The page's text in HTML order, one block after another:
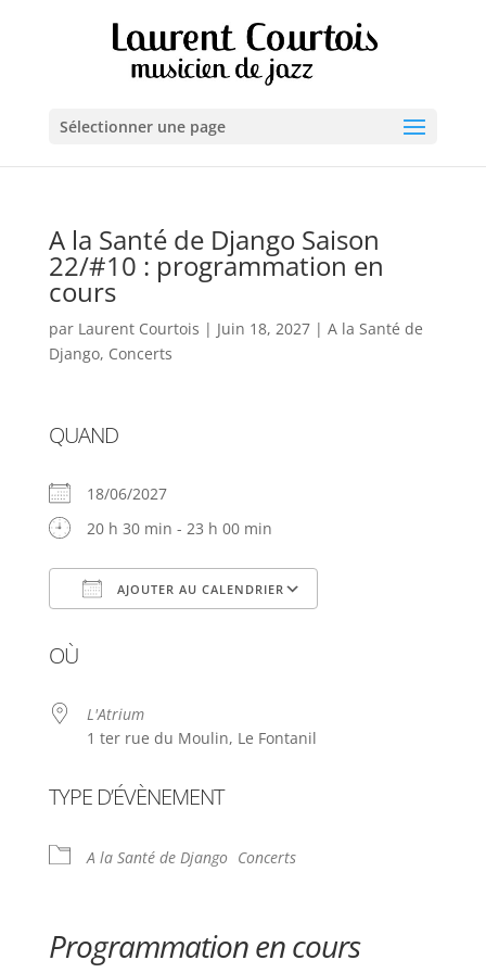
Sélectionner une page
A la Santé de Django Saison
22/#10 : programmation en
cours
par Laurent Courtois | Juin 18, 2027| A la Santé de
Django, Concerts
QUAND
18/06/2027
20 h 30 min - 23 h 00 min
AJOUTER AU CALENDRIER
OÙ
L'Atrium
1 ter rue du Moulin, Le Fontanil
TYPE D’ÉVÈNEMENT
A la Santé de Django Concerts
Programmation en cours